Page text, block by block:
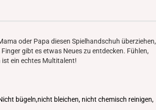
oder Papa diesen Spielhandschuh überziehen,
gibt es etwas Neues zu entdecken. Fühlen,
ist ein echtes Multitalent!
bügeln,nicht bleichen, nicht chemisch reinigen,